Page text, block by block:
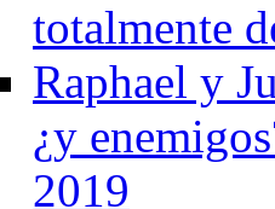
totalmente
Raphael y
¿y
2019